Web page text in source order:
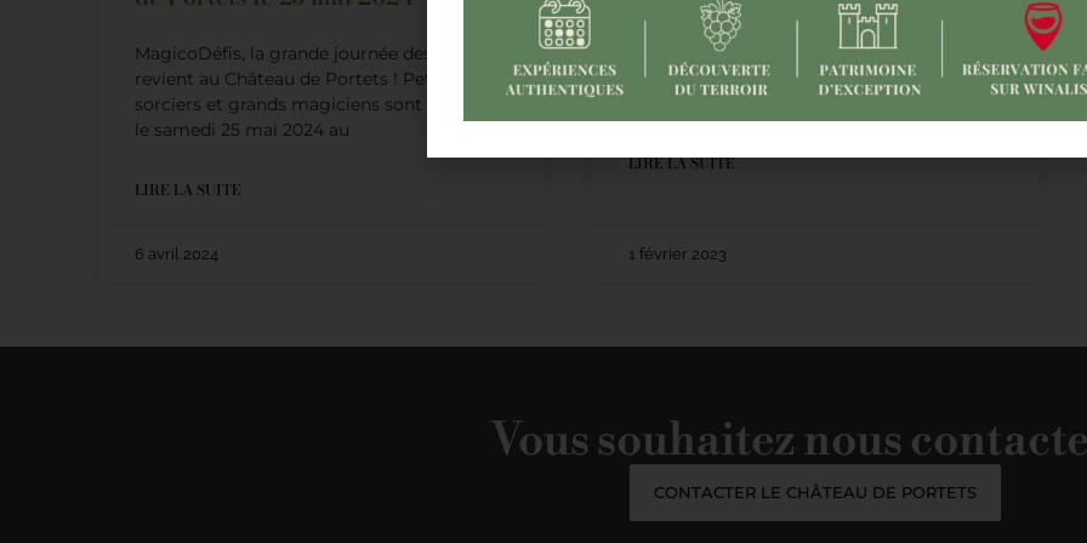
MagicoDéfis, la grande journée des sorciers
revient au Château de Portets ! Petits
sorciers et grands magiciens sont attendus
le samedi 25 mai 2024 au
LIRE LA SUITE
6 avril 2024
Château de Portets à Wine Paris 2023
Stand B301 Hall 3 Wine Paris & Vinexpo – Le
Rendez-vous incontournable Wine Paris &
Vinexpo 2023 auront lieu
LIRE LA SUITE
1 février 2023
Vous souhaitez nous
CONTACTER LE CHÂTEAU DE PORTETS